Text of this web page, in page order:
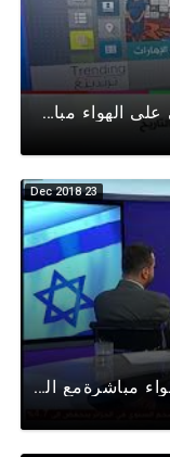
الكاتب الإماراتي أحمد إبراهيم من دبي على الهواء مباشرة مع الأخبار الرئيسية لتلفزيون بي سي لندن
23 Dec 2018
الكاتب الإماراتي أحمد إبراهيم على الهواء مباشرةمع الأخبارالرئيسية لقناة بي سي سي عن إسرائيل والإقليم